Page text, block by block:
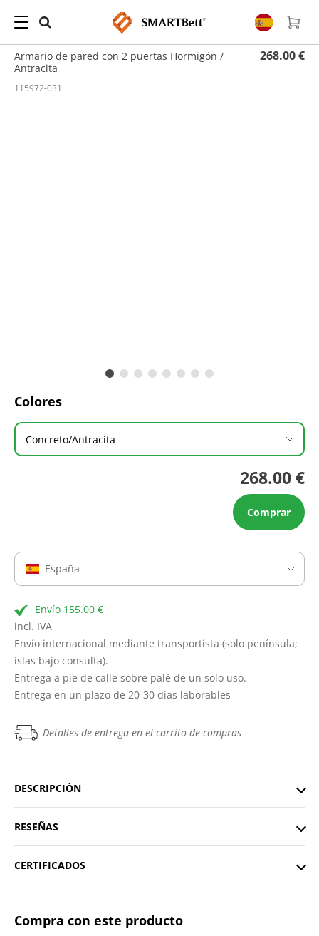
Hogar Armario de Pared / Armario de pared con 2 puertas Hormigón / Antracita
Armario de pared con 2 puertas Hormigón /
Antracita
268.00 €
115972-031
268.00 €
Comprar
Colores
Concreto/Antracita
España
Envío 155.00 €
incl. IVA
Envío internacional mediante transportista (solo península;
islas bajo consulta).
Entrega a pie de calle sobre palé de un solo uso.
Entrega en un plazo de 20-30 días laborables
Detalles de entrega en el carrito de compras
DESCRIPCIÓN
RESEÑAS
CERTIFICADOS
Compra con este producto